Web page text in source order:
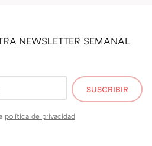
NEWSLETTER SEMANAL
SUSCRIBIR
política de privacidad